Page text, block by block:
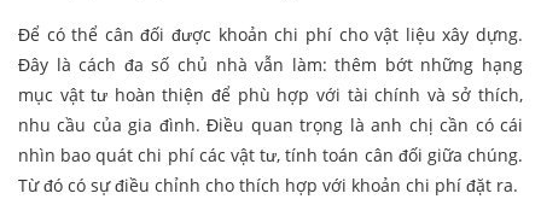
Để có thể cân đối được khoản chi phí cho vật liệu xây dựng.
Đây là cách đa số chủ nhà vẫn làm: thêm bớt những hạng
mục vật tư hoàn thiện để phù hợp với tài chính và sở thích,
nhu cầu của gia đình. Điều quan trọng là anh chị cần có cái
nhìn bao quát chi phí các vật tư, tính toán cân đối giữa chúng.
Từ đó có sự điều chỉnh cho thích hợp với khoản chi phí đặt ra.